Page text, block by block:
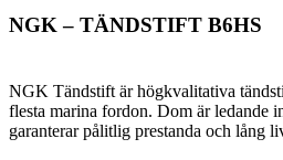
NGK – TÄNDSTIFT B6HS
NGK Tändstift är högkvalitativa
flesta marina fordon. Dom är ledande
garanterar pålitlig prestanda och lång